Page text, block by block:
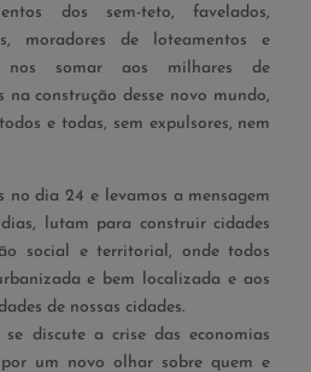
dos sem-teto, favelados,
moradores de loteamentos e
nos somar aos milhares de
na construção desse novo mundo,
e todas, sem expulsores, nem
no dia 24 e levamos a mensagem
lutam para construir cidades
social e territorial, onde todos
e bem localizada e aos
de nossas cidades.
discute a crise das economias
um novo olhar sobre quem e